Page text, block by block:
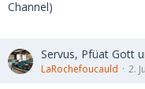
Channel)
Servus, Pfüat Gott
LaRochefoucauld 2.